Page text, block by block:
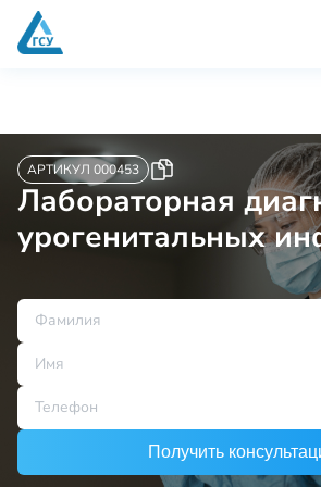
АРТИКУЛ 000453
Лабораторная
урогенитальных
Получить